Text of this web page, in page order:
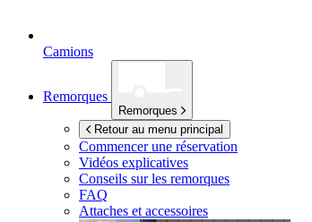
Camions
Remorques
Remorques
Retour au menu principal
Commencer une réservation
Vidéos explicatives
Conseils sur les remorques
FAQ
Attaches et accessoires